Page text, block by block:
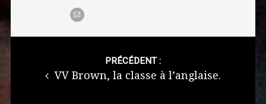
PRÉCÉDENT :
VV Brown, la classe à l’anglaise.